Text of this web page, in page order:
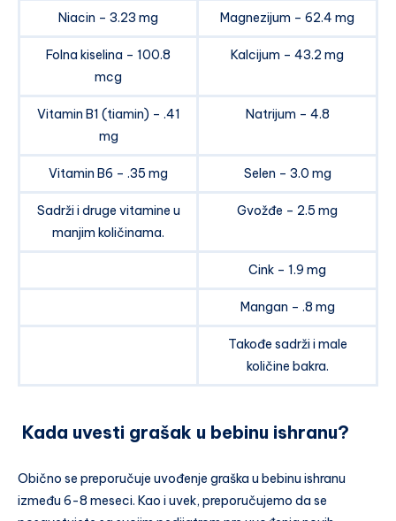
Niacin – 3.23 mg Magnezijum – 62.4 mg
Folna kiselina – 100.8
mcg
Kalcijum – 43.2 mg
Vitamin B1 (tiamin) – .41
mg
Natrijum – 4.8
Vitamin B6 – .35 mg Selen – 3.0 mg
Sadrži i druge vitamine u
manjim količinama.
Gvožđe – 2.5 mg
Cink – 1.9 mg
Mangan – .8 mg
Takođe sadrži i male
količine bakra.
Kada uvesti grašak u bebinu ishranu?
Obično se preporučuje uvođenje graška u bebinu ishranu
između 6-8 meseci. Kao i uvek, preporučujemo da se